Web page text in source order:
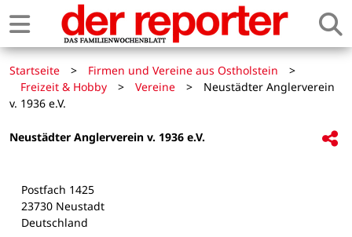
Startseite > Firmen und Vereine aus Ostholstein
>
Freizeit & Hobby
> Vereine >
Neustädter Anglerverein
v. 1936 e.V.
Neustädter Anglerverein v. 1936 e.V.
Postfach 1425
23730 Neustadt
Deutschland